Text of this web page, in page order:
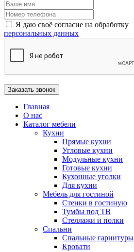
Я даю своё согласие на обработку
персональных данных
Главная
О нас
Каталог мебели
Кухни
Прямые кухни
Угловые кухни
Модульные кухни
Готовые кухни
Кухонные уголки
Для кухни
Мебель для гостиной
Стенки в гостиную
Тумбы под ТВ
Стеллажи и полки
Спальни
Спальные гарнитуры
Кровати